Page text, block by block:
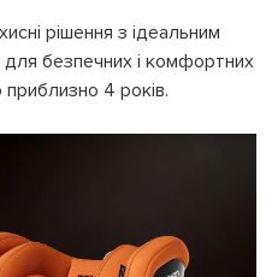
рішення з ідеальним
безпечних і комфортних
4 років.